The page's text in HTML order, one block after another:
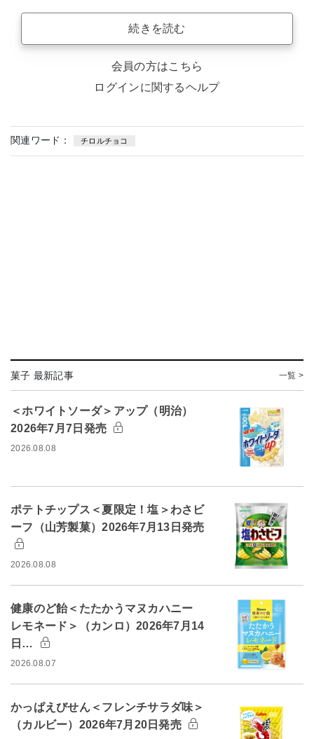
続きを読む
会員の方はこちら
ログインに関するヘルプ
関連ワード： チロルチョコ
菓子 最新記事 一覧 >
＜ホワイトソーダ＞アップ（明治）
2026年7月7日発売
2026.08.08
ポテトチップス＜夏限定！塩＞わさビ
ーフ（山芳製菓）2026年7月13日発売
2026.08.08
健康のど飴＜たたかうマヌカハニー
レモネード＞（カンロ）2026年7月14
日…
2026.08.07
かっぱえびせん＜フレンチサラダ味＞
（カルビー）2026年7月20日発売